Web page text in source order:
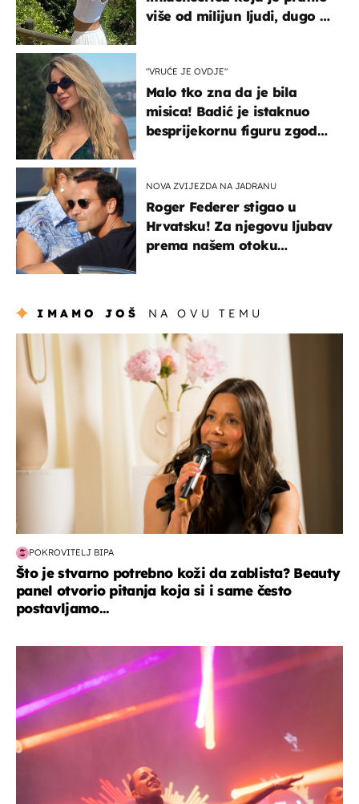
više od milijun ljudi, dugo se
"VRUĆE JE OVDJE"
Malo tko zna da je bila
misica! Badić je istaknuo
besprijekornu figuru zgodne
NOVA ZVIJEZDA NA JADRANU
Roger Federer stigao u
Hrvatsku! Za njegovu ljubav
prema našem otoku
IMAMO JOŠ NA OVU TEMU
moda & ljepota
POKROVITELJ BIPA
Što je stvarno potrebno koži da zablista? Beauty
panel otvorio pitanja koja si i same često
postavljamo...